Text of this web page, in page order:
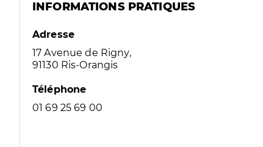
INFORMATIONS PRATIQUES
Adresse
17 Avenue de Rigny,
91130 Ris-Orangis
Téléphone
01 69 25 69 00